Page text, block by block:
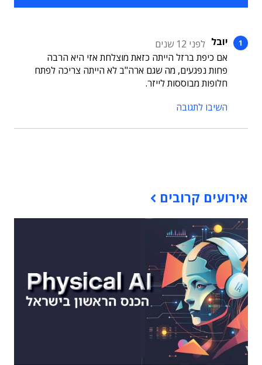
יובל לפני 12 שנים
אם כיפת ברזל הייתה כזאת מוצלחת אזי היא הרבה
פחות נפגעים, מה שגם ארה"ב לא הייתה צריכה לפתח
חלופות מבוססות לייזר.
השיבו לתגובה
אירועים קרובים